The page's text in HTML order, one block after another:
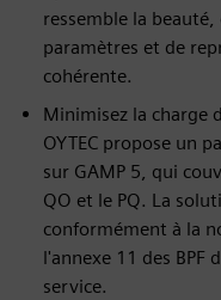
ressemble la
paramètres et de
cohérente.
Minimisez la charge
OYTEC propose un
sur GAMP 5, qui
QO et le PQ. La
conformément à la
l'annexe 11 des BPF
service.